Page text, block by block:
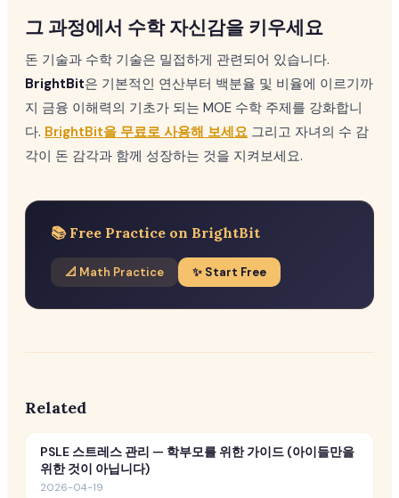
그 과정에서 수학 자신감을 키우세요
돈 기술과 수학 기술은 밀접하게 관련되어 있습니다.
BrightBit은 기본적인 연산부터 백분율 및 비율에 이르기까
지 금융 이해력의 기초가 되는 MOE 수학 주제를 강화합니
다. BrightBit을 무료로 사용해 보세요 그리고 자녀의 수 감
각이 돈 감각과 함께 성장하는 것을 지켜보세요.
📚 Free Practice on BrightBit
📐 Math Practice ✨ Start Free
Related
PSLE 스트레스 관리 — 학부모를 위한 가이드 (아이들만을
위한 것이 아닙니다)
2026-04-19